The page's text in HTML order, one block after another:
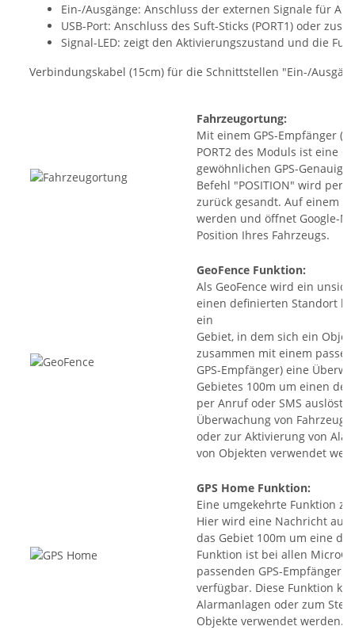
Ein-/Ausgänge: Anschluss der externen Signale für
USB-Port: Anschluss des Suft-Sticks (PORT1) oder
Signal-LED: zeigt den Aktivierungszustand und die
Verbindungskabel (15cm) für die Schnittstellen "Ein-/
Fahrzeugortung:
Mit einem GPS-Empfänger
PORT2 des Moduls ist eine
gewöhnlichen GPS-
Befehl "POSITION" wird per
zurück gesandt. Auf einem
werden und öffnet Google-
Position Ihres Fahrzeugs.
GeoFence Funktion:
Als GeoFence wird ein
einen definierten Standort
ein
Gebiet, in dem sich ein
zusammen mit einem
GPS-Empfänger) eine
Gebietes 100m um einen
per Anruf oder SMS auslöst.
Überwachung von
oder zur Aktivierung von
von Objekten verwendet
GPS Home Funktion:
Eine umgekehrte Funktion zu
Hier wird eine Nachricht
das Gebiet 100m um eine
Funktion ist bei allen
passenden GPS-Empfänger
verfügbar. Diese Funktion
Alarmanlagen oder zum
Objekte verwendet werden.